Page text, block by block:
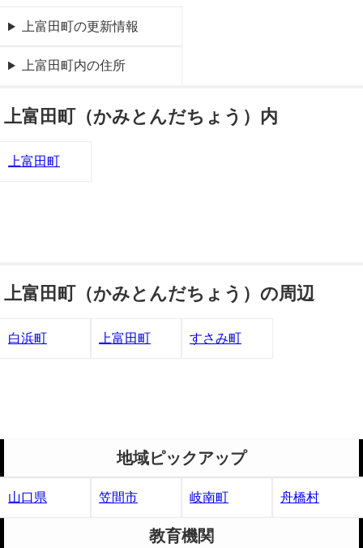
上富田町の更新情報
上富田町内の住所
上富田町（かみとんだちょう）内
上富田町
上富田町（かみとんだちょう）の周辺
白浜町 上富田町 すさみ町
地域ピックアップ
山口県 笠間市 岐南町 舟橋村
教育機関